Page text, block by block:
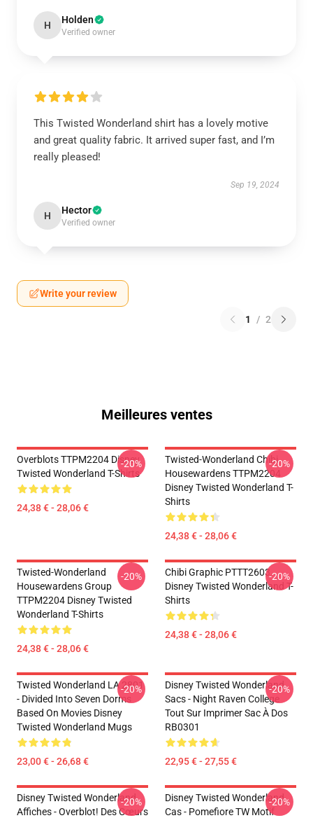
H Holden
Verified owner
This Twisted Wonderland shirt has a lovely motive
and great quality fabric. It arrived super fast, and I’m
really pleased!
Sep 19, 2024
H Hector
Verified owner
Write your review
1 / 2
Meilleures ventes
Overblots TTPM2204 Disney
Twisted Wonderland T-Shirts
24,38 € - 28,06 €
-20%
Twisted-Wonderland Chibi
Housewardens TTPM2204
Disney Twisted Wonderland T-
Shirts
24,38 € - 28,06 €
-20%
Twisted-Wonderland
Housewardens Group
TTPM2204 Disney Twisted
Wonderland T-Shirts
24,38 € - 28,06 €
-20%
Chibi Graphic PTTT2603
Disney Twisted Wonderland T-
Shirts
24,38 € - 28,06 €
-20%
Twisted Wonderland LA 2801
- Divided Into Seven Dorms
Based On Movies Disney
Twisted Wonderland Mugs
23,00 € - 26,68 €
-20%
Disney Twisted Wonderland
Sacs - Night Raven College
Tout Sur Imprimer Sac À Dos
RB0301
22,95 € - 27,55 €
-20%
Disney Twisted Wonderland
Affiches - Overblot! Des Cœurs
-20%
Disney Twisted Wonderland
Cas - Pomefiore TW Motif
-20%